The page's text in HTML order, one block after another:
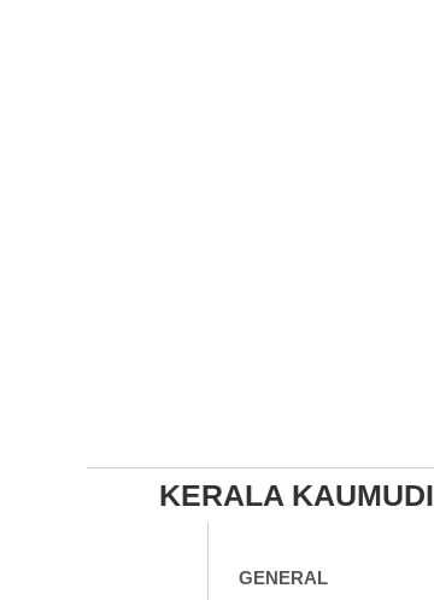
KERALA KAUMUDI
GENERAL